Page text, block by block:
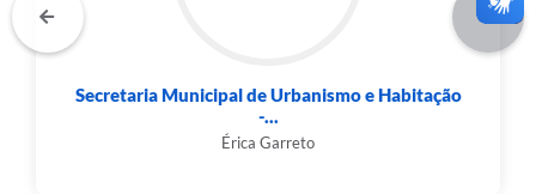
Secretaria Municipal de Urbanismo e Habitação
-...
Érica Garreto